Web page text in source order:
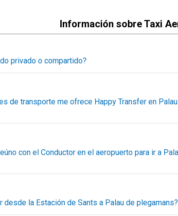
Información sobre Taxi
privado o compartido?
servicios de transporte disponibles son
de transporte me ofrece Happy Transfer en
con el Conductor en el aeropuerto para ir a
esperará en el hall de llegadas del aeropuerto,
nos puede contactar llamándonos o enviándonos
desde la Estación de Sants a Palau de plegamans?
sí, su chofer le recogerá en punto de encuentro de